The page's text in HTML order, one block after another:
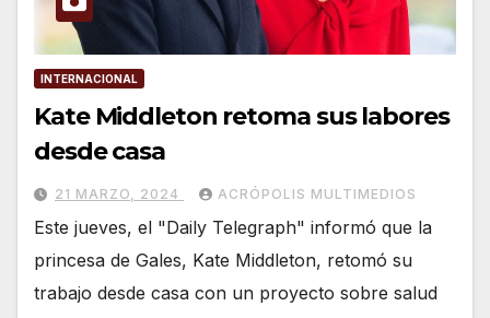
INTERNACIONAL
Kate Middleton retoma sus labores
desde casa
21 MARZO, 2024 ACRÓPOLIS MULTIMEDIOS
Este jueves, el "Daily Telegraph" informó que la
princesa de Gales, Kate Middleton, retomó su
trabajo desde casa con un proyecto sobre salud